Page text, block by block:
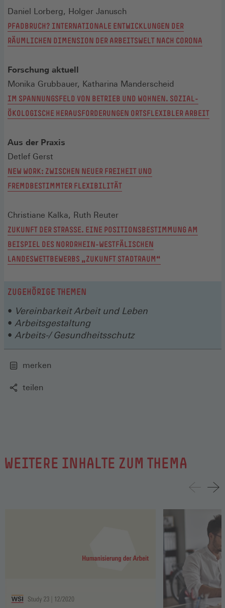
Daniel Lorberg, Holger Janusch
PFADBRUCH? INTERNATIONALE ENTWICKLUNGEN DER
RÄUMLICHEN DIMENSION DER ARBEITSWELT NACH CORONA
Forschung aktuell
Monika Grubbauer, Katharina Manderscheid
IM SPANNUNGSFELD VON BETRIEB UND WOHNEN. SOZIAL-
ÖKOLOGISCHE HERAUSFORDERUNGEN ORTSFLEXIBLER ARBEIT
Aus der Praxis
Detlef Gerst
NEW WORK: ZWISCHEN NEUER FREIHEIT UND
FREMDBESTIMMTER FLEXIBILITÄT
Christiane Kalka, Ruth Reuter
ZUKUNFT DER STRASSE. EINE POSITIONSBESTIMMUNG AM B
EISPIEL DES NORDRHEIN-WESTFÄLISCHEN L
ANDESWETTBEWERBS „ZUKUNFT STADTRAUM“
ZUGEHÖRIGE THEMEN
Vereinbarkeit Arbeit und Leben
Arbeitsgestaltung
Arbeits-/ Gesundheitsschutz
merken
teilen
WEITERE INHALTE ZUM THEMA